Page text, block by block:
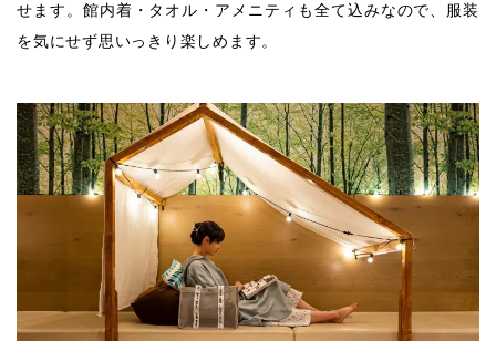
せます。館内着・タオル・アメニティも全て込みなので、服装
を気にせず思いっきり楽しめます。